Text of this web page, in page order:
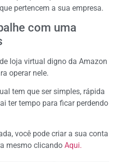
pertencem a sua empresa.
com uma
loja virtual digno da Amazon
operar nele.
tem que ser simples, rápida
ter tempo para ficar perdendo
você pode criar a sua conta
mesmo clicando Aqui.